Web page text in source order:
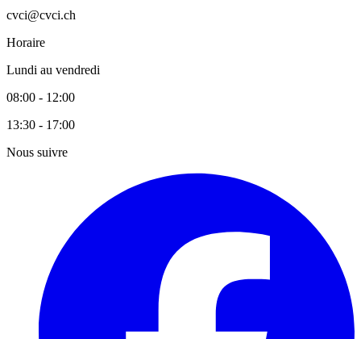
cvci@cvci.ch
Horaire
Lundi au vendredi
08:00 - 12:00
13:30 - 17:00
Nous suivre